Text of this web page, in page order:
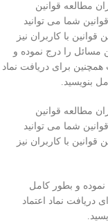
مطالعه قوانین
شما می توانید
با کاربران نیز
مسائل را درج نموده و
برای دریافت نماد
بنویسید.
مطالعه قوانین
شما می توانید
با کاربران نیز
و بطور کامل
دریافت نماد اعتماد